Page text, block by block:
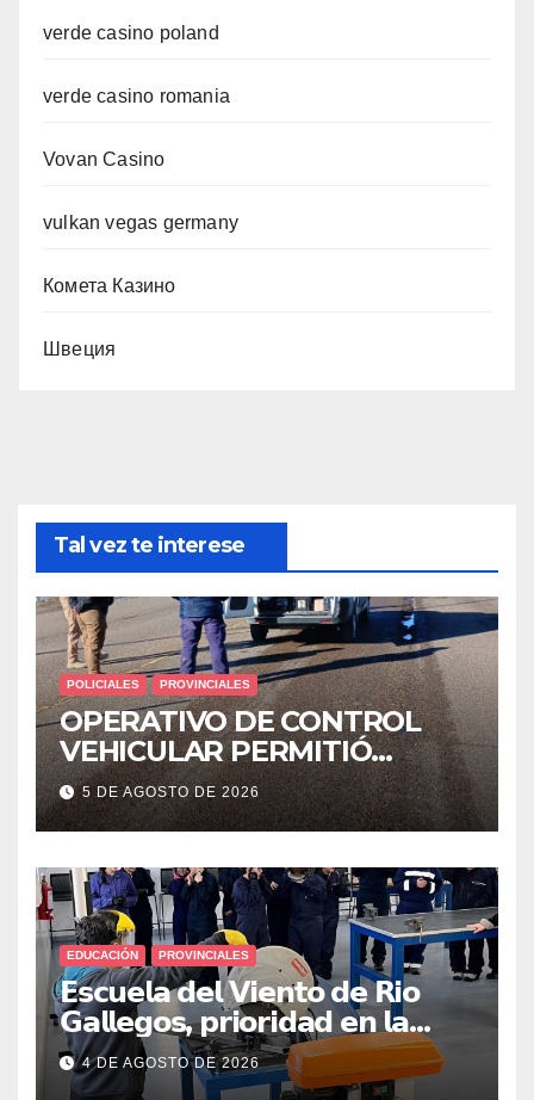
verde casino poland
verde casino romania
Vovan Casino
vulkan vegas germany
Комета Казино
Швеция
Tal vez te interese
POLICIALES PROVINCIALES
OPERATIVO DE CONTROL
VEHICULAR PERMITIÓ
LOCALIZAR A UN HOMBRE
CON PEDIDO DE PARADERO
5 DE AGOSTO DE 2026
EDUCACIÓN PROVINCIALES
𝗘𝘀𝗰𝘂𝗲𝗹𝗮 𝗱𝗲𝗹 𝗩𝗶𝗲𝗻𝘁𝗼 𝗱𝗲 𝗥𝗶𝗼
𝗚𝗮𝗹𝗹𝗲𝗴𝗼𝘀, 𝗽𝗿𝗶𝗼𝗿𝗶𝗱𝗮𝗱 𝗲𝗻 𝗹𝗮
𝘀𝗲𝗴𝘂𝗿𝗶𝗱𝗮𝗱: 𝗖𝗹𝗮𝘃𝗲 𝗲𝗻 𝗲𝗹 𝗶𝗻𝗶𝗰𝗶𝗼
𝗱𝗲 𝗹𝗼𝘀 𝘁𝗮𝗹𝗹𝗲𝗿𝗲𝘀 𝗶𝗻𝗱𝘂𝘀𝘁𝗿𝗶𝗮𝗹𝗲𝘀
4 DE AGOSTO DE 2026